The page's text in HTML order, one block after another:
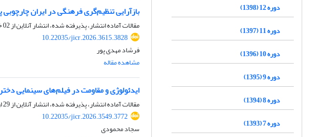
بازآرایی تنظیم‌گری فرهنگی در ایران
مقالات آماده انتشار، پذیرفته شده، انتشار آنلاین از02 خرداد 1405
10.22035/jicr.2026.3615.3828
فرشاد مهدی پور
مشاهده مقاله
ایدئولوژی و مقاومت در فیلم‌های سینمایی
مقالات آماده انتشار، پذیرفته شده، انتشار آنلاین از29 اردیبهشت 1405
10.22035/jicr.2026.3549.3772
سجاد محمودی
دوره 12 (1398)
دوره 11 (1397)
دوره 10 (1396)
دوره 9 (1395)
دوره 8 (1394)
دوره 7 (1393)